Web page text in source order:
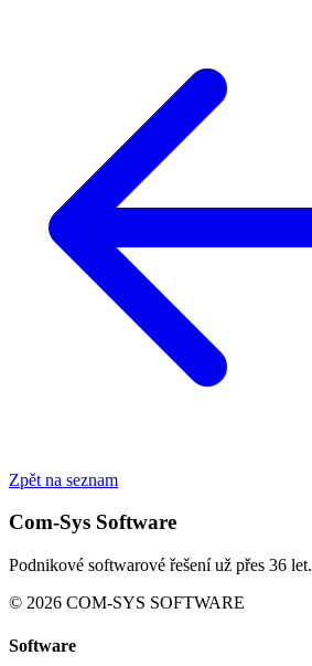
Zpět na seznam
Com-Sys Software
Podnikové softwarové řešení už přes 36 let.
© 2026 COM-SYS SOFTWARE
Software